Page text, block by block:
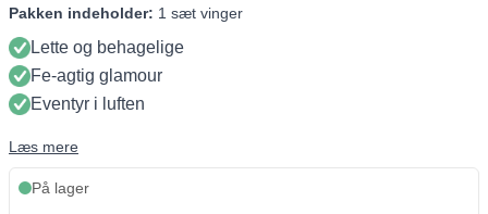
Pakken indeholder: 1 sæt vinger
Lette og behagelige
Fe-agtig glamour
Eventyr i luften
Læs mere
På lager